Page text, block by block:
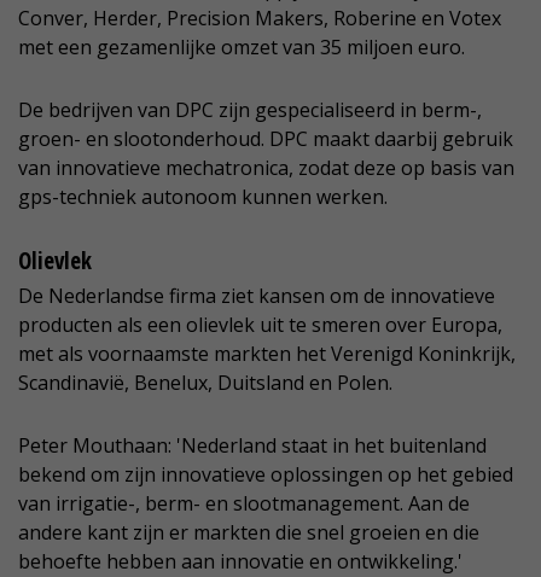
Conver, Herder, Precision Makers, Roberine en Votex
met een gezamenlijke omzet van 35 miljoen euro.
De bedrijven van DPC zijn gespecialiseerd in berm-,
groen- en slootonderhoud. DPC maakt daarbij gebruik
van innovatieve mechatronica, zodat deze op basis van
gps-techniek autonoom kunnen werken.
Olievlek
De Nederlandse firma ziet kansen om de innovatieve
producten als een olievlek uit te smeren over Europa,
met als voornaamste markten het Verenigd Koninkrijk,
Scandinavië, Benelux, Duitsland en Polen.
Peter Mouthaan: 'Nederland staat in het buitenland
bekend om zijn innovatieve oplossingen op het gebied
van irrigatie-, berm- en slootmanagement. Aan de
andere kant zijn er markten die snel groeien en die
behoefte hebben aan innovatie en ontwikkeling.'